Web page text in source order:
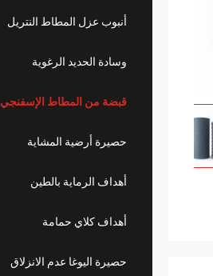
أنبوب عزل المطاط النتريل
وسادة الحديد الرغوية
قبضة من المطاط الإسفنجي
حصيرة أرضية المشاية
أهداف الرماية بالطين
أهداف كلاي حمامة
حصيرة اليوغا عدم الانزلاق